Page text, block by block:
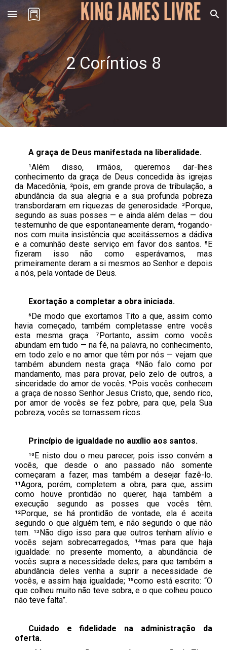
Skip to main content Skip to navigation
2 Coríntios 8
A graça de Deus manifestada na liberalidade.
¹Além disso, irmãos, queremos dar-lhes
conhecimento da graça de Deus concedida às igrejas
da Macedônia, ²pois, em grande prova de tribulação, a
abundância da sua alegria e a sua profunda pobreza
transbordaram em riquezas de generosidade. ³Porque,
segundo as suas posses — e ainda além delas — dou
testemunho de que espontaneamente deram, ⁴rogando-
nos com muita insistência que aceitássemos a dádiva
e a comunhão deste serviço em favor dos santos. ⁵E
fizeram isso não como esperávamos, mas
primeiramente deram a si mesmos ao Senhor e depois
a nós, pela vontade de Deus.
Exortação a completar a obra iniciada.
⁶De modo que exortamos Tito a que, assim como
havia começado, também completasse entre vocês
esta mesma graça. ⁷Portanto, assim como vocês
abundam em tudo — na fé, na palavra, no conhecimento,
em todo zelo e no amor que têm por nós — vejam que
também abundem nesta graça. ⁸Não falo como por
mandamento, mas para provar, pelo zelo de outros, a
sinceridade do amor de vocês. ⁹Pois vocês conhecem
a graça de nosso Senhor Jesus Cristo, que, sendo rico,
por amor de vocês se fez pobre, para que, pela Sua
pobreza, vocês se tornassem ricos.
Princípio de igualdade no auxílio aos santos.
¹⁰E nisto dou o meu parecer, pois isso convém a
vocês, que desde o ano passado não somente
começaram a fazer, mas também a desejar fazê-lo.
¹¹Agora, porém, completem a obra, para que, assim
como houve prontidão no querer, haja também a
execução segundo as posses que vocês têm.
¹²Porque, se há prontidão de vontade, ela é aceita
segundo o que alguém tem, e não segundo o que não
tem. ¹³Não digo isso para que outros tenham alívio e
vocês sejam sobrecarregados, ¹⁴mas para que haja
igualdade: no presente momento, a abundância de
vocês supra a necessidade deles, para que também a
abundância deles venha a suprir a necessidade de
vocês, e assim haja igualdade; ¹⁵como está escrito: “O
que colheu muito não teve sobra, e o que colheu pouco
não teve falta”.
Cuidado e fidelidade na administração da
oferta.